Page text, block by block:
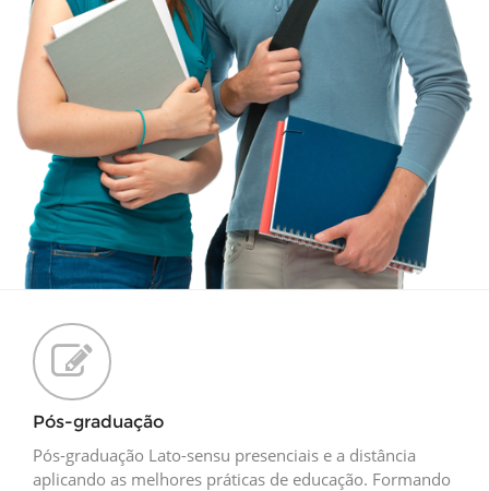
Pós-graduação
Pós-graduação Lato-sensu presenciais e a distância
aplicando as melhores práticas de educação. Formando